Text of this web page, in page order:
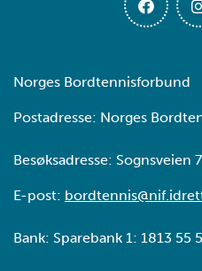
Norges Bordtennisforbund
Postadresse: Norges
Besøksadresse: Sognsveien
E-post:
Bank: Sparebank 1: 1813 55